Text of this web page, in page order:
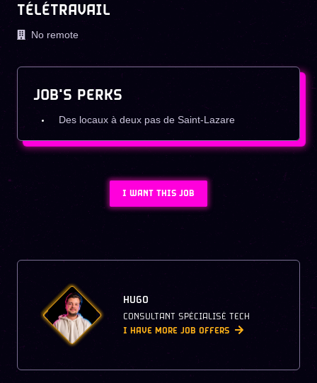
TÉLÉTRAVAIL
No remote
JOB'S PERKS
Des locaux à deux pas de Saint-Lazare
I WANT THIS JOB
HUGO
CONSULTANT SPÉCIALISÉ TECH
I HAVE MORE JOB OFFERS